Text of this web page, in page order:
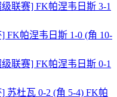
级联赛] FK帕涅韦日斯 3-1
] FK帕涅韦日斯 1-0 (角 10-
级联赛] FK帕涅韦日斯 0-1
苏杜瓦 0-2 (角 5-4) FK帕